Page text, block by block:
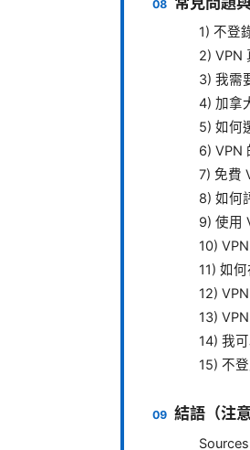
1) 不登
2) VPN
3) 我需
4) 加拿
5) 如何
6) VPN
7) 免費
8) 如何
9) 使用
10)
11) 如
12)
13)
14) 我
15) 不
結語（注